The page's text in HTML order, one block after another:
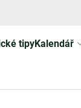
tipyKalendář